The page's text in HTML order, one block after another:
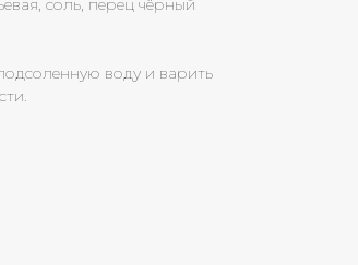
соль, перец чёрный
воду и варить